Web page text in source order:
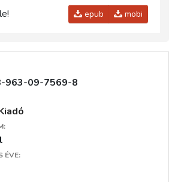
epub mobi
963-09-7569-8
ÉVE: